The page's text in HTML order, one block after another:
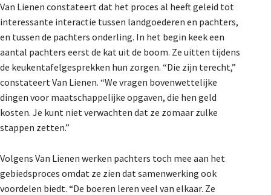
Van Lienen constateert dat het proces al heeft geleid tot
interessante interactie tussen landgoederen en pachters,
en tussen de pachters onderling. In het begin keek een
aantal pachters eerst de kat uit de boom. Ze uitten tijdens
de keukentafelgesprekken hun zorgen. “Die zijn terecht,”
constateert Van Lienen. “We vragen bovenwettelijke
dingen voor maatschappelijke opgaven, die hen geld
kosten. Je kunt niet verwachten dat ze zomaar zulke
stappen zetten.”
Volgens Van Lienen werken pachters toch mee aan het
gebiedsproces omdat ze zien dat samenwerking ook
voordelen biedt. “De boeren leren veel van elkaar. Ze